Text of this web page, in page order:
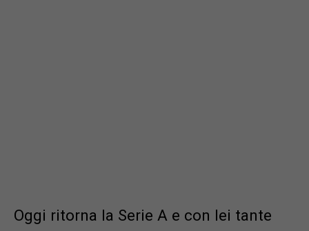
Oggi ritorna la Serie A e con lei tante